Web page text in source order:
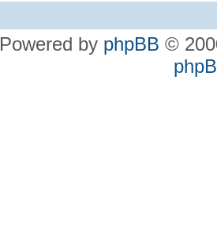
Powered by phpBB ©